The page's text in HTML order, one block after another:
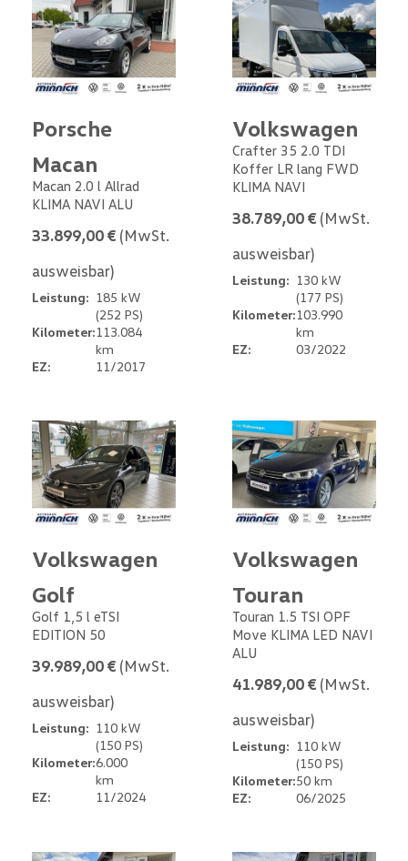
Porsche
Macan
Macan 2.0 l Allrad
KLIMA NAVI ALU
33.899,00 € (MwSt.
ausweisbar)
Leistung: 185 kW
(252 PS)
Kilometer:113.084
km
EZ:
11/2017
Volkswagen
Crafter 35 2.0 TDI
Koffer LR lang FWD
KLIMA NAVI
38.789,00 € (MwSt.
ausweisbar)
Leistung: 130 kW
(177 PS)
Kilometer:103.990
km
EZ:
03/2022
Volkswagen
Golf
Golf 1,5 l eTSI
EDITION 50
39.989,00 € (MwSt.
ausweisbar)
Leistung: 110 kW
(150 PS)
Kilometer:6.000
km
EZ:
11/2024
Volkswagen
Touran
Touran 1.5 TSI OPF
Move KLIMA LED NAVI
ALU
41.989,00 € (MwSt.
ausweisbar)
Leistung: 110 kW
(150 PS)
Kilometer:50 km
EZ:
06/2025